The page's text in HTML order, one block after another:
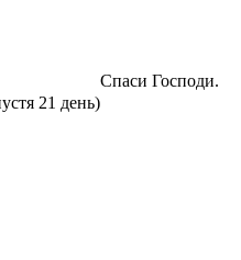
21 день)
Спаси Господи.